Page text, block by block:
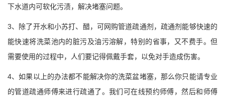
下水道内可软化污渍，解决堵塞问题。
3、除了开水和小苏打、醋，可网购管道疏通剂，疏通剂能够快速的
能快速将洗菜池内的脏污及油污溶解，特别的省事，又不费手。但
需要使用的过程中，人们要记得佩戴手套，以免对手造成伤害。
4、如果以上的办法都不能解决你的洗菜盆堵塞，那么你只能请专业
的管道疏通师傅来进行疏通了。我们可在线预约师傅，然后和师傅